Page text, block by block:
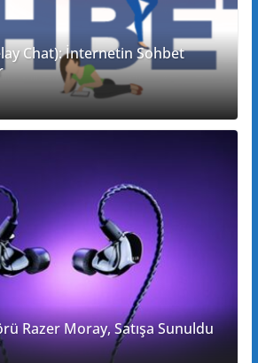
Chat): İnternetin Sohbet
Razer Moray, Satışa Sunuldu